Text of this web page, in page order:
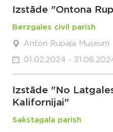
Izstāde "Ontona
Berzgales civil parish
Anton Rupaja Museum
01.02.2024 -
Izstāde "No
Kalifornijai"
Sakstagala parish